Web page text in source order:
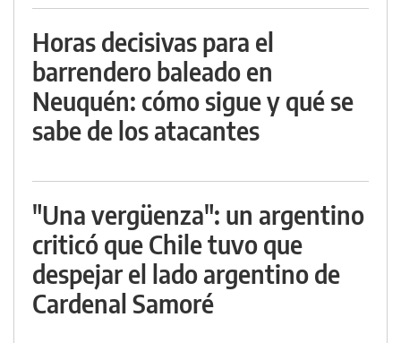
Horas decisivas para el
barrendero baleado en
Neuquén: cómo sigue y qué se
sabe de los atacantes
"Una vergüenza": un argentino
criticó que Chile tuvo que
despejar el lado argentino de
Cardenal Samoré